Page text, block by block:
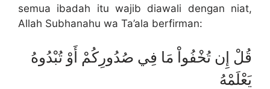
semua ibadah itu wajib diawali dengan niat,
Allah Subhanahu wa Ta’ala berfirman:
قُلْ إِن تُخْفُواْ مَا فِي صُدُورِكُمْ أَوْ تُبْدُوهُ
يَعْلَمْهُ